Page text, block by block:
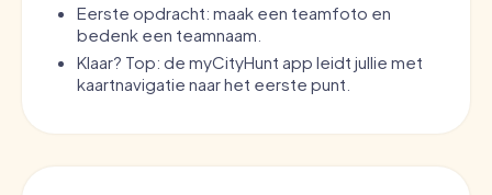
Eerste opdracht: maak een teamfoto en
bedenk een teamnaam.
Klaar? Top: de myCityHunt app leidt jullie met
kaartnavigatie naar het eerste punt.